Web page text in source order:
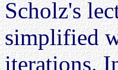
Scholz's
simplified
iterations.